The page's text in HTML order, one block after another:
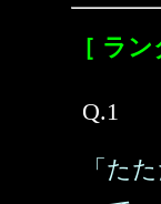
［ ラ
Q.1
「た